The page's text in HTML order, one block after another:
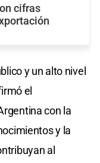
cifras
y un alto nivel
el
con la
y la
al